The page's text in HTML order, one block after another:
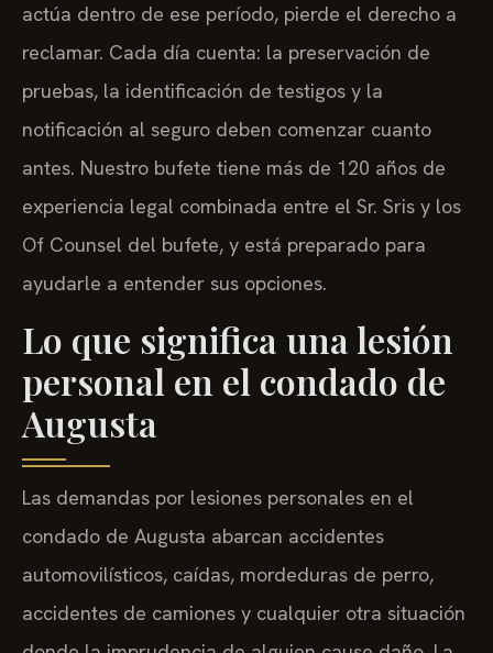
actúa dentro de ese período, pierde el derecho a
reclamar. Cada día cuenta: la preservación de
pruebas, la identificación de testigos y la
notificación al seguro deben comenzar cuanto
antes. Nuestro bufete tiene más de 120 años de
experiencia legal combinada entre el Sr. Sris y los
Of Counsel del bufete, y está preparado para
ayudarle a entender sus opciones.
Lo que significa una lesión
personal en el condado de
Augusta
Las demandas por lesiones personales en el
condado de Augusta abarcan accidentes
automovilísticos, caídas, mordeduras de perro,
accidentes de camiones y cualquier otra situación